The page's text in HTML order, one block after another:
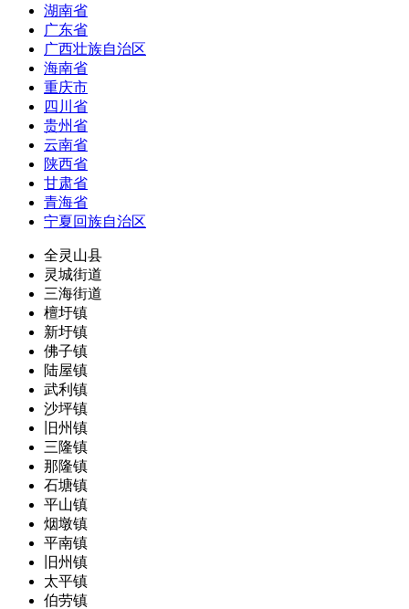
湖南省
广东省
广西壮族自治区
海南省
重庆市
四川省
贵州省
云南省
陕西省
甘肃省
青海省
宁夏回族自治区
全灵山县
灵城街道
三海街道
檀圩镇
新圩镇
佛子镇
陆屋镇
武利镇
沙坪镇
旧州镇
三隆镇
那隆镇
石塘镇
平山镇
烟墩镇
平南镇
旧州镇
太平镇
伯劳镇